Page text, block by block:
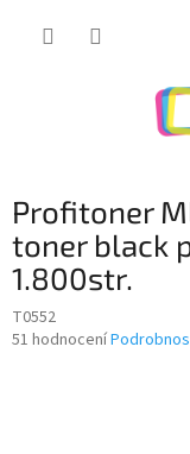
Profitoner
toner black
1.800str.
T0552
Průměrné
51 hodnocení